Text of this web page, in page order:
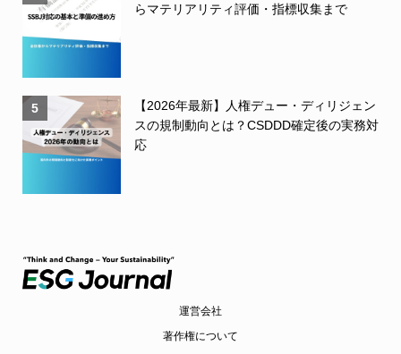
らマテリアリティ評価・指標収集まで
5
【2026年最新】人権デュー・ディリジェン
スの規制動向とは？CSDDD確定後の実務対
応
運営会社
著作権について